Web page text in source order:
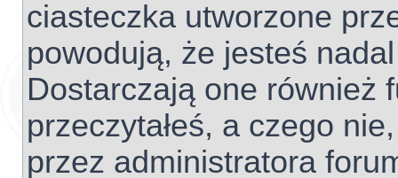
ciasteczka utworzone
powodują, że jesteś
Dostarczają one również
przeczytałeś, a czego
przez administratora